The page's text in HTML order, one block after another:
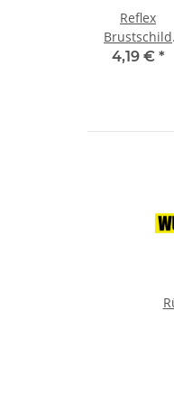
Reflex
Brustschild
Namensschild
4,19 € *